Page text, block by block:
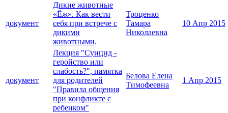
документ
Дикие животные
«Ёж». Как вести
себя при встрече с
дикими
животными.
Троценко
Тамара
Николаевна
10 Апр 2015
документ
Лекция "Суицид -
геройство или
слабость?", памятка
для родителей
"Правила общения
при конфликте с
ребенком"
Белова Елена
Тимофеевна
1 Апр 2015